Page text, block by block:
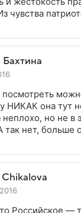
чувства
НИКАК она тут
неплохо, но не
так нет, больше
Chikalova
Российское —